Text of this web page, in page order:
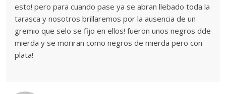
esto! pero para cuando pase ya se abran llebado toda la
tarasca y nosotros brillaremos por la ausencia de un
gremio que selo se fijo en ellos! fueron unos negros dde
mierda y se moriran como negros de mierda pero con
plata!